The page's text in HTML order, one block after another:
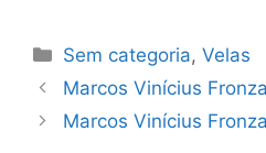
Sem categoria,Velas
Marcos Vinícius Fronza
Marcos Vinícius Fronza